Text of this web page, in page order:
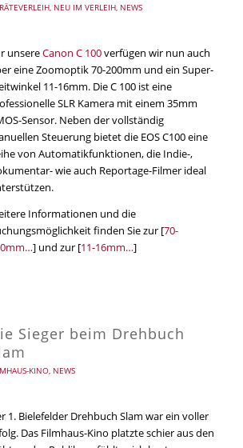
, NEU IM VERLEIH, NEWS
unsereCanon C 100verfügen wir nun auch
eine Zoomoptik 70-200mm und ein Super-
11-16mm. Die C 100 ist eine
SLR Kamera mit einem 35mm
Sensor. Neben der vollständig
Steuerung bietet die EOS C100 eine
von Automatikfunktionen, die Indie-,
wie auch Reportage-Filmer ideal
Informationen und die
finden Sie zur [70-
] und zur [11-16mm…]
Sieger beim Drehbuch
KINO, NEWS
1. Bielefelder Drehbuch Slam war ein voller
Das Filmhaus-Kino platzte schier aus den